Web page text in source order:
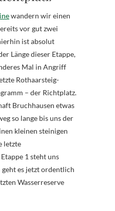
wandern wir einen
vor gut zwei
ist absolut
Länge dieser Etappe,
Mal in Angriff
Rothaarsteig-
– der Richtplatz.
Bruchhausen etwas
so lange bis uns der
kleinen steinigen
letzte
1 steht uns
geht es jetzt ordentlich
Wasserreserve